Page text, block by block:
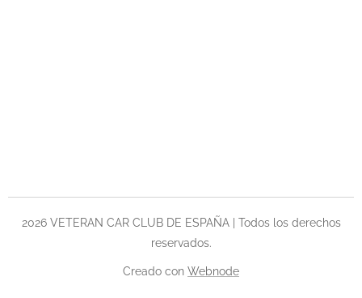
2026 VETERAN CAR CLUB DE ESPAÑA | Todos los derechos
reservados.
Creado con Webnode